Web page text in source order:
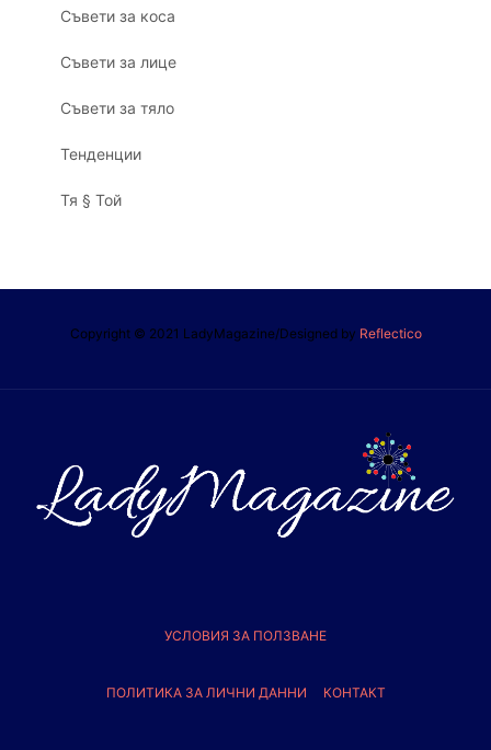
Съвети за коса
Съвети за лице
Съвети за тяло
Тенденции
Тя § Той
Copyright © 2021 LadyMagazine/Designed by Reflectico
УСЛОВИЯ ЗА ПОЛЗВАНЕ
ПОЛИТИКА ЗА ЛИЧНИ ДАННИ КОНТАКТ